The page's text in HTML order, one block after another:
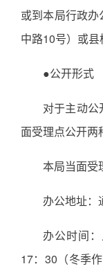
或到本局行政
中路10号）或县
●公开形式
对于主动公
面受理点公开两
本局当面受
办公地址：
办公时间
17：30（冬季